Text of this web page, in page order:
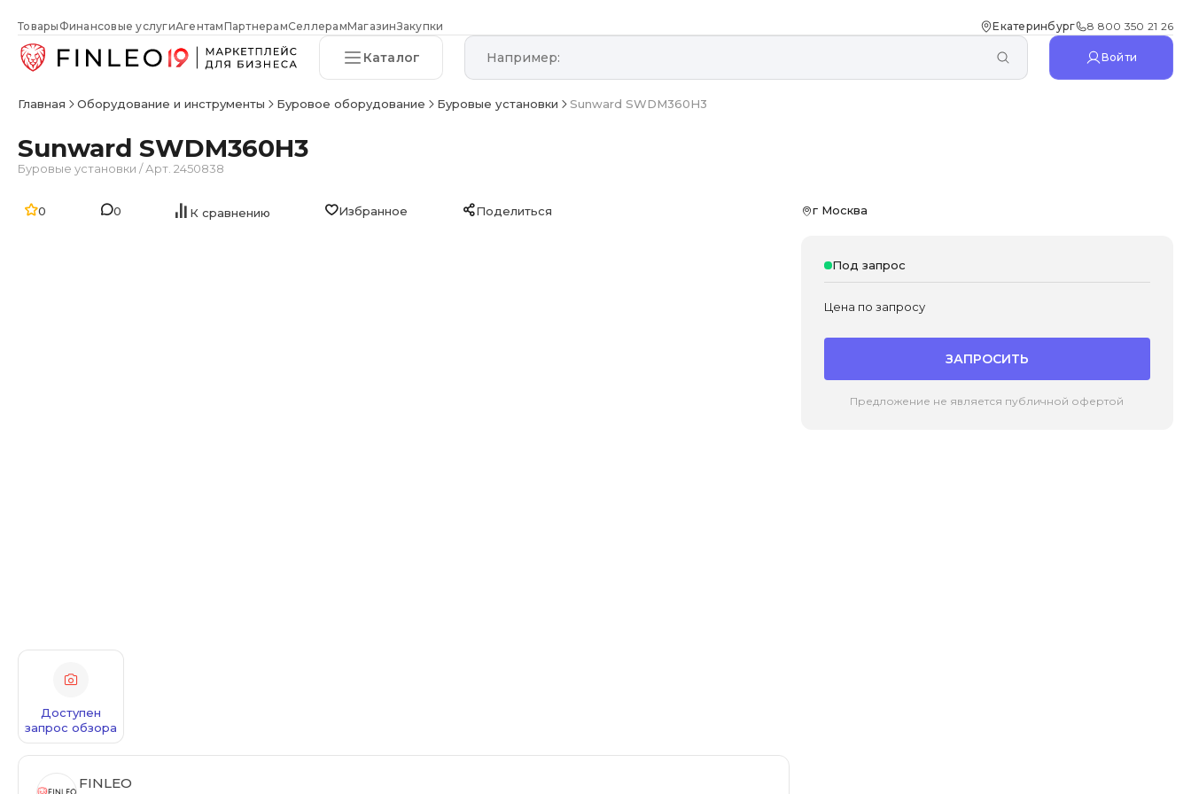
Товары Финансовые услугиАгентамПартнерамСеллерамМагазинЗакупки Екатеринбург 8 800 350 21 26
Каталог Войти
Главная Оборудование и инструменты Буровое оборудование Буровые установки Sunward SWDM360H3
Sunward SWDM360H3
Буровые установки /Арт. 2450838
0 0 К сравнению Избранное Поделиться г Москва
Доступен
запрос обзора
Под запрос
Цена по запросу
ЗАПРОСИТЬ
Предложение не является публичной офертой
FINLEO